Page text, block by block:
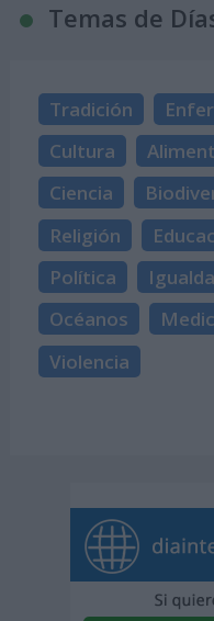
Temas de
Tradición
Cultura
Ciencia
Religión
Política
Océanos
Violencia